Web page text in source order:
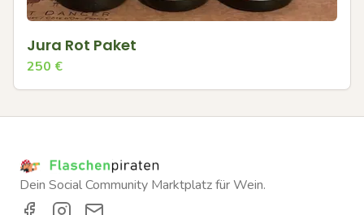
Jura Rot Paket
250 €
Dein Social Community Marktplatz für Wein.